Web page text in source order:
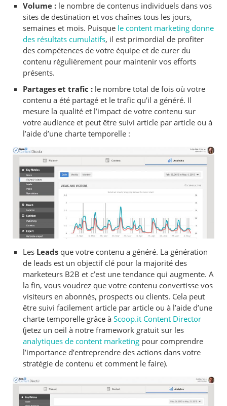
Volume : le nombre de contenus individuels dans vos
sites de destination et vos chaînes tous les jours,
semaines et mois. Puisque le content marketing donne
des résultats cumulatifs, il est primordial de profiter
des compétences de votre équipe et de curer du
contenu régulièrement pour maintenir vos efforts
présents.
Partages et trafic : le nombre total de fois où votre
contenu a été partagé et le trafic qu’il a généré. Il
mesure la qualité et l’impact de votre contenu sur
votre audience et peut être suivi article par article ou à
l’aide d’une charte temporelle :
Les Leads que votre contenu a généré. La génération
de leads est un objectif clé pour la majorité des
marketeurs B2B et c’est une tendance qui augmente. A
la fin, vous voudrez que votre contenu convertisse vos
visiteurs en abonnés, prospects ou clients. Cela peut
être suivi facilement article par article ou à l’aide d’une
charte temporelle grâce àScoop.it Content Director
(jetez un oeil à notre framework gratuit sur les
analytiques de content marketing pour comprendre
l’importance d’entreprendre des actions dans votre
stratégie de contenu et comment le faire).